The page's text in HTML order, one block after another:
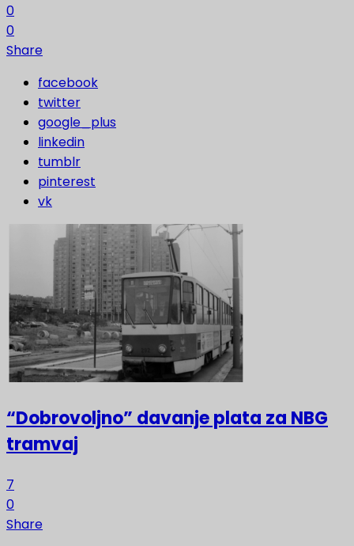
0
0
Share
facebook
twitter
google_plus
linkedin
tumblr
pinterest
vk
“Dobrovoljno” davanje plata za NBG
tramvaj
7
0
Share